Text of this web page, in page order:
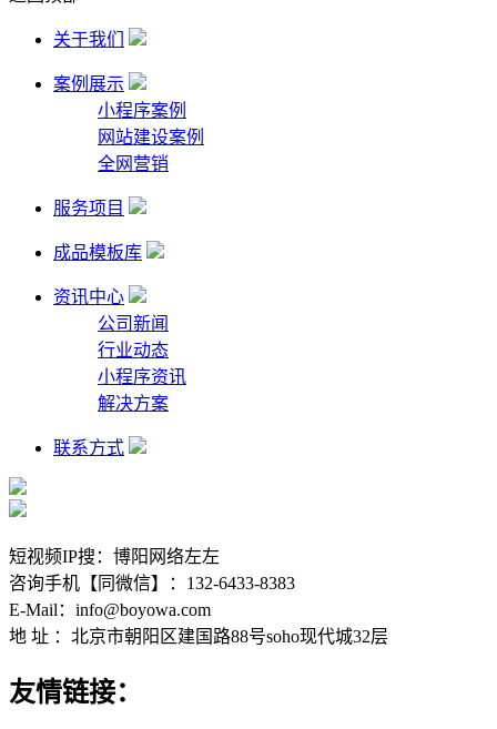
关于我们
案例展示
小程序案例
网站建设案例
全网营销
服务项目
成品模板库
资讯中心
公司新闻
行业动态
小程序资讯
解决方案
联系方式
短视频IP搜：博阳网络左左
咨询手机【同微信】：132-6433-8383
E-Mail：info@boyowa.com
地 址 ：北京市朝阳区建国路88号soho现代城32层
友情链接：